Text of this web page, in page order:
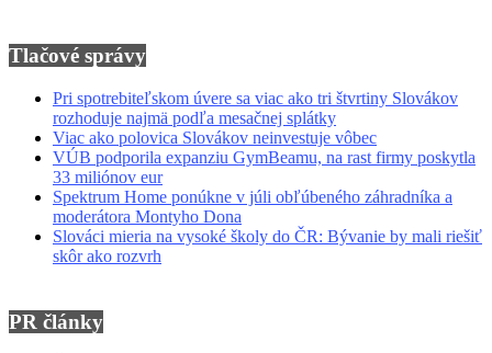
Tlačové správy
Pri spotrebiteľskom úvere sa viac ako tri štvrtiny Slovákov
rozhoduje najmä podľa mesačnej splátky
Viac ako polovica Slovákov neinvestuje vôbec
VÚB podporila expanziu GymBeamu, na rast firmy poskytla
33 miliónov eur
Spektrum Home ponúkne v júli obľúbeného záhradníka a
moderátora Montyho Dona
Slováci mieria na vysoké školy do ČR: Bývanie by mali riešiť
skôr ako rozvrh
PR články